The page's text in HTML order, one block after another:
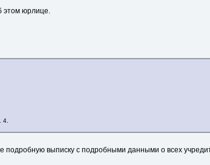
юрлице.
4.
выписку с подробными данными о всех